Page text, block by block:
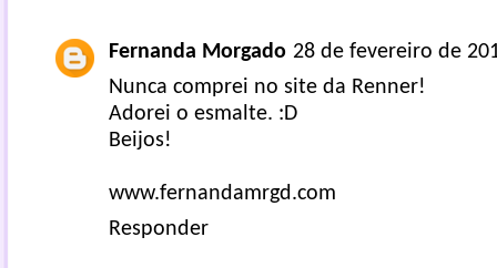
Fernanda Morgado 28 de fevereiro de
Nunca comprei no site da Renner!
Adorei o esmalte. :D
Beijos!
www.fernandamrgd.com
Responder